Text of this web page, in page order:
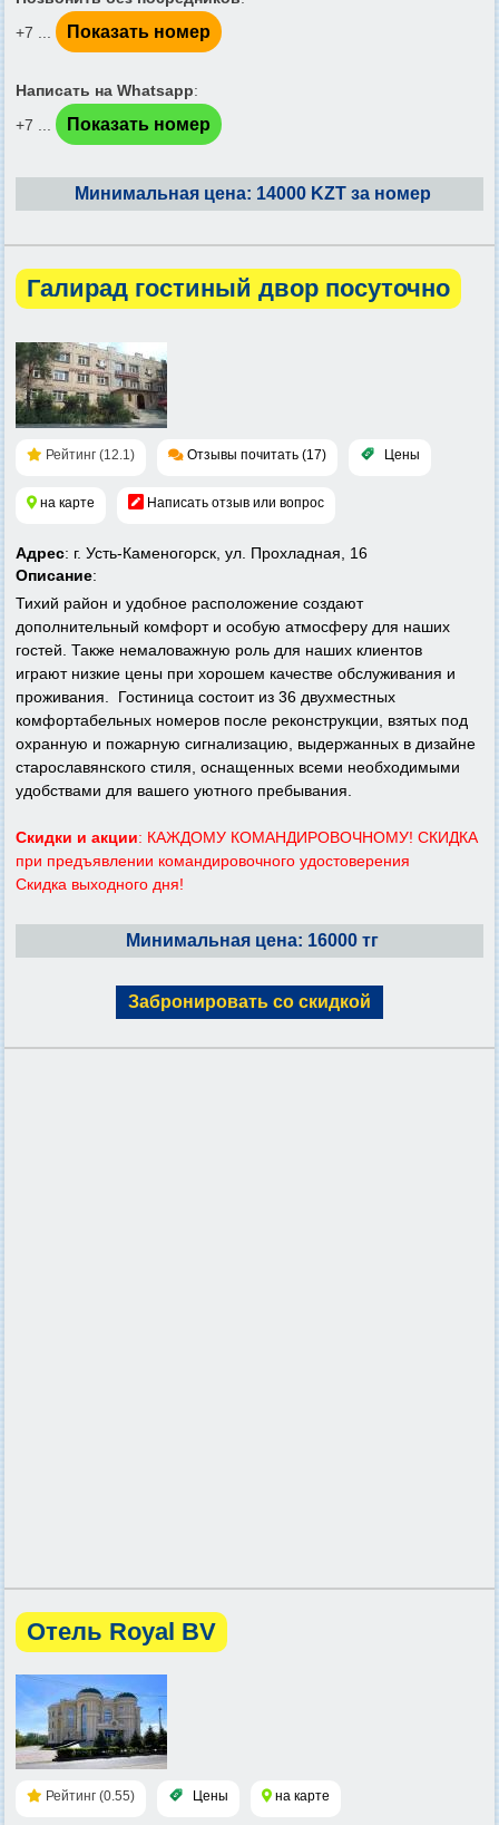
+7 ...
Показать номер
Написать на Whatsapp:
+7 ...
Показать номер
Минимальная цена: 14000 KZT за номер
Галирад гостиный двор посуточно
Рейтинг (12.1) Отзывы почитать (17) Цены
на карте Написать отзыв или вопрос
Адрес: г. Усть-Каменогорск, ул. Прохладная, 16
Описание:
Тихий район и удобное расположение создают
дополнительный комфорт и особую атмосферу для наших
гостей. Также немаловажную роль для наших клиентов
играют низкие цены при хорошем качестве обслуживания и
проживания. Гостиница состоит из 36 двухместных
комфортабельных номеров после реконструкции, взятых под
охранную и пожарную сигнализацию, выдержанных в дизайне
старославянского стиля, оснащенных всеми необходимыми
удобствами для вашего уютного пребывания.
Скидки и акции: КАЖДОМУ КОМАНДИРОВОЧНОМУ! СКИДКА
при предъявлении командировочного удостоверения
Скидка выходного дня!
Минимальная цена: 16000 тг
Забронировать со скидкой
Отель Royal BV
Рейтинг (0.55) Цены на карте